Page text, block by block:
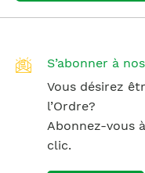
S’abonner à
Vous désirez
l’Ordre?
Abonnez-vous
clic.